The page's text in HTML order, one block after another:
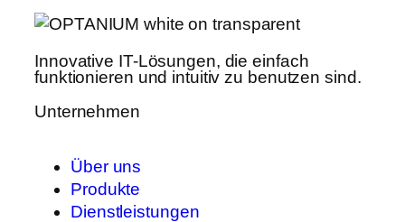
Innovative IT-Lösungen, die einfach
funktionieren und intuitiv zu benutzen sind.
Unternehmen
Über uns
Produkte
Dienstleistungen